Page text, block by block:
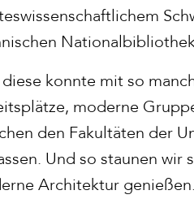
Nationalbibliothek.
konnte mit so
moderne
den Fakultäten der
Und so staunen wir
Architektur